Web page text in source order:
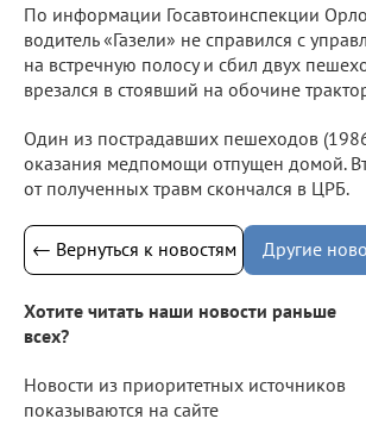
По информации Госавтоинспекции
водитель «Газели» не справился с
на встречную полосу и сбил двух
врезался в стоявший на обочине
Один из пострадавших пешеходов
оказания медпомощи отпущен домой.
от полученных травм скончался в ЦРБ.
← Вернуться к новостям Другие
Хотите читать наши новости раньше
всех?
Новости из приоритетных источников
показываются на сайте